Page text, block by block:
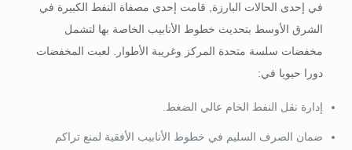
في إحدى الحالات البارزة, قامت إحدى مصفاة النفط الكبيرة في
الشرق الأوسط بتحديث خطوط الأنابيب الخاصة بها لتشمل
مخفضات سلسة متحدة المركز وغريبة الأطوار. لعبت المخفضات
دورا حيويا في:
إدارة نقل النفط الخام عالي الضغط.
ضمان الصرف السليم في خطوط الأنابيب الأفقية لمنع تراكم